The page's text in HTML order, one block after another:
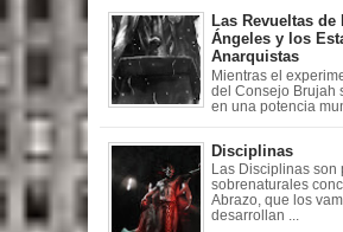
Las Revueltas de
Ángeles y los
Anarquistas
Mientras el
del Consejo Brujah
en una potencia
Disciplinas
Las Disciplinas son
sobrenaturales
Abrazo, que los
desarrollan ...